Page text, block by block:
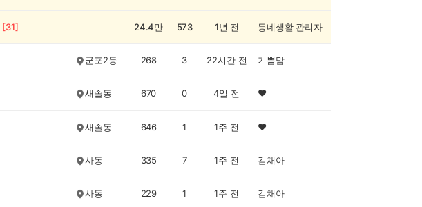
[31] 24.4만 573 1년 전 동네생활 관리자
군포2동 268 3 22시간 전 기쁨맘
새솔동 670 0 4일 전 ♥️
새솔동 646 1 1주 전 ♥️
사동 335 7 1주 전 김채아
사동 229 1 1주 전 김채아